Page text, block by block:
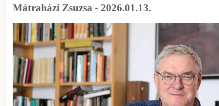
Mátraházi Zsuzsa - 2026.01.13.